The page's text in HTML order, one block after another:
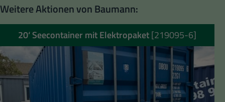
Weitere Aktionen von Baumann:
20‘ Seecontainer mit Elektropaket[219095-6]